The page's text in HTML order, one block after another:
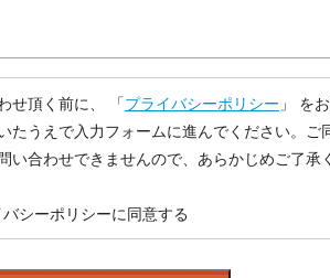
せ頂く前に、 「プライバシーポリシー 」 を
たうえで入力フォームに進んでください。ご
い合わせできませんので、あらかじめご了承
シーポリシーに同意する